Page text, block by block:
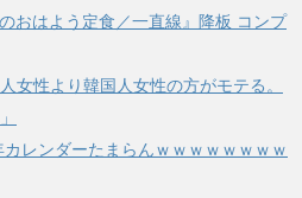
おはよう定食／一直線』降板 コンプ
女性より韓国人女性の方がモテる。
カレンダーたまらんｗｗｗｗｗｗｗｗ